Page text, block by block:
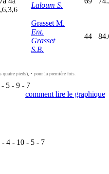
Laloum S.
Grasset M.
Ent.
Grasset
S.B.
44
pieds), • pour la première fois.
- 5 - 9 - 7
comment lire le graphique
- 4 - 10 - 5 - 7